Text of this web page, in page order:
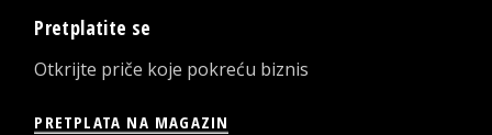
Pretplatite se
Otkrijte priče koje pokreću biznis
PRETPLATA NA MAGAZIN